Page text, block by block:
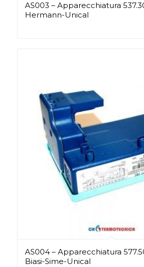
AS003 – Apparecchiatura
Hermann-Unical
AS004 – Apparecchiatura
Biasi-Sime-Unical